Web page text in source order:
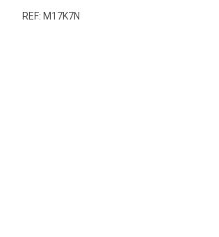
REF: M17K7N